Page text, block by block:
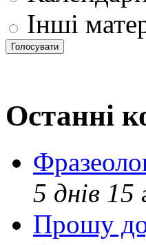
Інші
Останні
5 днів 15
Прошу